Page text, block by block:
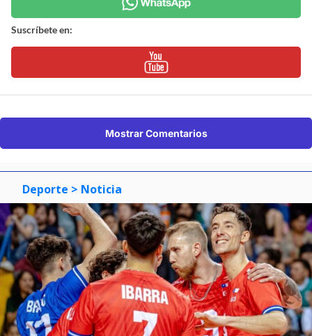
Suscríbete en:
Mostrar Comentarios
Deporte > Noticia